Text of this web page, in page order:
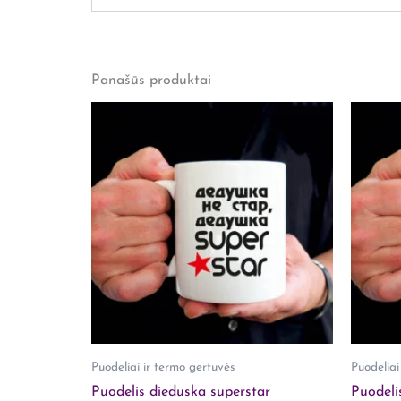
Rašyti atsiliepimą gali tik prisijungę pirkėjai,
Panašūs produktai
Puodeliai ir termo gertuvės
Puodelis dieduska superstar